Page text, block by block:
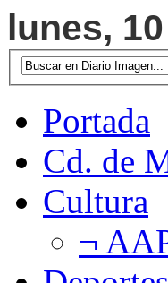
lunes,
Portada
Cd. de
Cultura
¬